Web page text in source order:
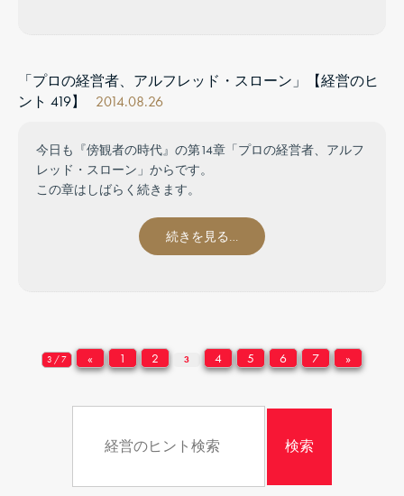
「プロの経営者、アルフレッド・スローン」【経営のヒ
ント 419】
2014.08.26
今日も『傍観者の時代』の第14章「プロの経営者、アルフ
レッド・スローン」からです。
この章はしばらく続きます。
続きを見る…
3 / 7 « 1 2 3 4 5 6 7 »